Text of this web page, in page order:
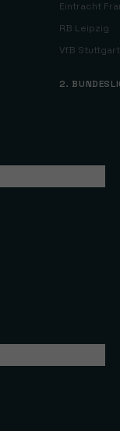
Eintracht
RB Leipzig
VfB Stuttgart
2.